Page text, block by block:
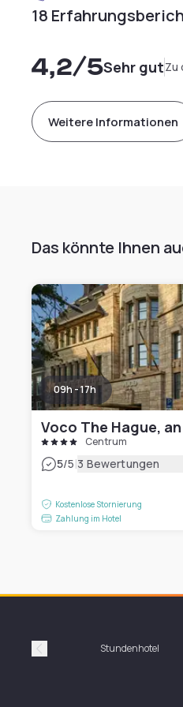
18
4,2/5Sehr gutZu
Weitere Informationen
Das könnte Ihnen
09h - 17h
Voco The Hague,
Centrum
5/5|3 Bewertungen
Kostenlose Stornierung
Zahlung im Hotel
Précédent Stundenhotel